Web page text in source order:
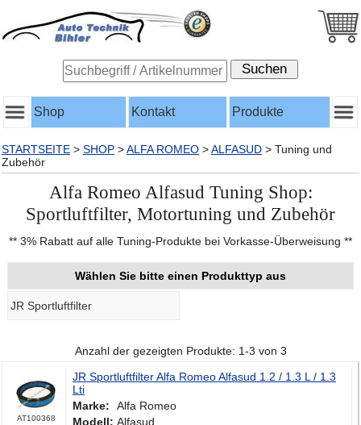
Shop Kontakt Produkte
STARTSEITE > SHOP >ALFA ROMEO >ALFASUD > Tuning und
Zubehör
Alfa Romeo Alfasud Tuning Shop:
Sportluftfilter, Motortuning und Zubehör
** 3% Rabatt auf alle Tuning-Produkte bei Vorkasse-Überweisung **
Wählen Sie bitte einen Produkttyp aus
JR Sportluftfilter
Anzahl der gezeigten Produkte: 1-3 von 3
AT100368
JR Sportluftfilter Alfa Romeo Alfasud 1.2 / 1.3 L / 1.3
Lti
Marke:
Alfa Romeo
Modell: Alfasud